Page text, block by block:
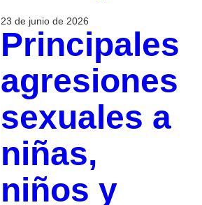
23 de junio de 2026
Principales
agresiones
sexuales a
niñas,
niños y